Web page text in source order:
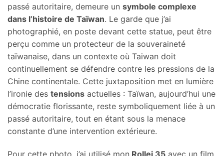
passé autoritaire, demeure un symbole complexe
dans l’histoire de Taïwan. Le garde que j’ai
photographié, en poste devant cette statue, peut être
perçu comme un protecteur de la souveraineté
taïwanaise, dans un contexte où Taiwan doit
continuellement se défendre contre les pressions de la
Chine continentale. Cette juxtaposition met en lumière
l’ironie des tensions actuelles : Taïwan, aujourd’hui une
démocratie florissante, reste symboliquement liée à un
passé autoritaire, tout en étant sous la menace
constante d’une intervention extérieure.